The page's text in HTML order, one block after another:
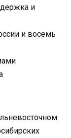
и
и восемь